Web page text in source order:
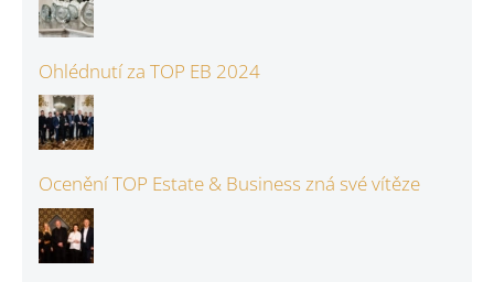
Ohlédnutí za TOP EB 2024
Ocenění TOP Estate & Business zná své vítěze